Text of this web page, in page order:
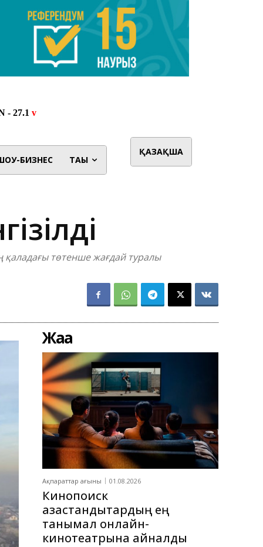
БИЗНЕС ТАҒЫ
ҚАЗАҚША
қаладағы төтенше жағдай туралы
Жаңа
Ақпараттар ағыны 01.08.2026
Кинопоиск
қазақстандықтардың ең
танымал онлайн-
кинотеатрына айналды